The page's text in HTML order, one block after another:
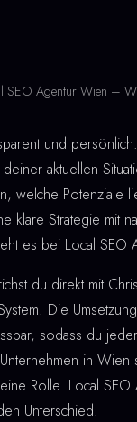
SEO Agentur Wien –
und
aktuellen
welche Potenziale
klare Strategie mit
es bei Local SEO
du direkt mit
Die
sodass du
in Wien
Rolle. Local
Unterschied.